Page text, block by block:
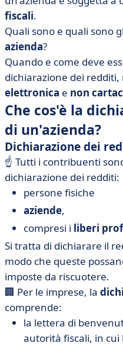
• Quando e come devo
redditi?
fiscali.
Quali sono e quali sono
azienda?
Quando e come deve
dichiarazione dei redditi,
elettronica e non
Che cos'è la
di un'azienda?
Dichiarazione dei
☝️ Tutti i contribuenti
dichiarazione dei redditi:
persone fisiche
aziende,
compresi i liberi
Si tratta di dichiarare il
modo che queste
imposte da riscuotere.
🏢 Per le imprese, la
comprende:
la lettera di
autorità fiscali, in cui